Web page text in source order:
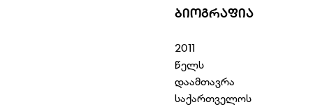
ᲑᲘᲝᲒᲠᲐᲤᲘᲐ
2011
წელს
დაამთავრა
საქართველოს